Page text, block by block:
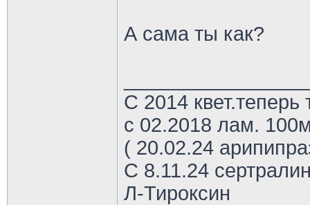
А сама ты как?
С 2014 квет.теперь
с 02.2018 лам.
( 20.02.24
С 8.11.24
Л-Тироксин